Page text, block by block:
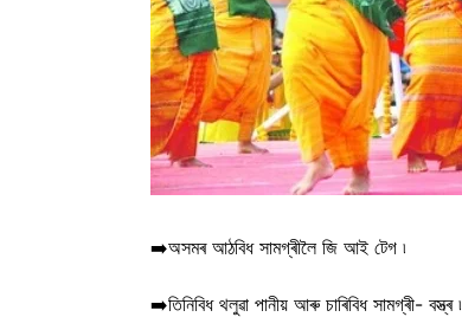
➡️অসমৰ আঠবিধ সামগ্ৰীলৈ জি আই টেগ ৷
➡️তিনিবিধ থলুৱা পানীয় আৰু চাৰিবিধ সামগ্ৰী- বস্ত্ৰ ৷